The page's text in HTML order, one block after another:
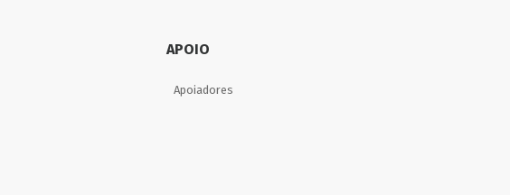
APOIO
Apoiadores